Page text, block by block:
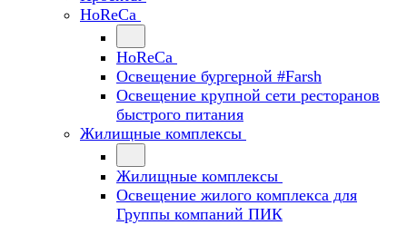
HoReCa
HoReCa
Освещение бургерной #Farsh
Освещение крупной сети ресторанов
быстрого питания
Жилищные комплексы
Жилищные комплексы
Освещение жилого комплекса для
Группы компаний ПИК